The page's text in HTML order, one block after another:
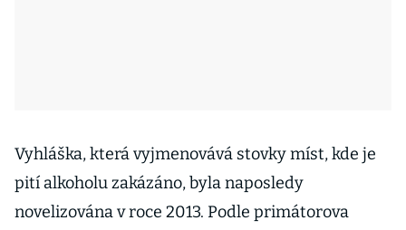
Vyhláška, která vyjmenovává stovky míst, kde je
pití alkoholu zakázáno, byla naposledy
novelizována v roce 2013. Podle primátorova